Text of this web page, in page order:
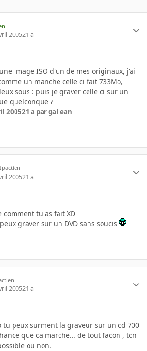
200521 a
image ISO d'un de mes originaux, j'ai
un manche celle ci fait 733Mo,
sous : puis je graver celle ci sur un
quelconque ?
200521 a par gallean
200521 a
comment tu as fait XD
graver sur un DVD sans soucis
200521 a
tu peux surment la graveur sur un cd 700
que ca marche... de tout facon , ton
ou non.